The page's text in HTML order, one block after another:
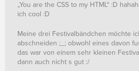
„You are the CSS to my HTML“ :D
ich cool :D
Meine drei Festivalbändchen möchte
abschneiden ;_; obwohl eines davon
das war von einem sehr kleinen
dann auch nicht s gut :/